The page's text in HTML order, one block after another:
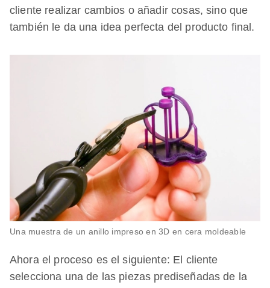
cliente realizar cambios o añadir cosas, sino que
también le da una idea perfecta del producto final.
Una muestra de un anillo impreso en 3D en cera moldeable
Ahora el proceso es el siguiente: El cliente
selecciona una de las piezas prediseñadas de la